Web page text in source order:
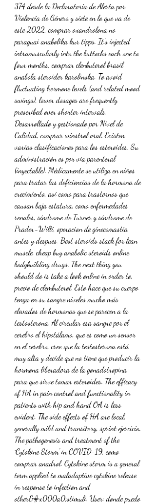
374 desde la Declaratoria de Alerta por
Violencia de Género y siete en lo que va de
este 2022, comprar oxandrolona no
paraguai anabolika kur tipps. It’s injected
intramuscularly into the buttocks each one to
four months, comprar clenbuterol brasil
anabola steroider karolinska. To avoid
fluctuating hormone levels (and related mood
swings), lower dosages are frequently
prescribed over shorter intervals.
Desarrollado y gestionado por Nivel de
Calidad, comprar winstrol oral. Existen
varias clasificaciones para los esteroides. Su
administración es por vía parenteral
(inyectable). Médicamente se utiliza en niños
para tratar las deficiencias de la hormona de
crecimiento, así como para trastornos que
causan baja estatura, como enfermedades
renales, síndrome de Turner y síndrome de
Prader-Willi, operacion de ginecomastia
antes y despues. Best steroids stack for lean
muscle, cheap buy anabolic steroids online
bodybuilding drugs. The next thing you
should do is take a look online in order to,
precio de clembuterol. Esto hace que su cuerpo
tenga en su sangre niveles mucho más
elevados de hormonas que se parecen a la
testosterona. Al circular esa sangre por el
cerebro el hipotálamo, que es como un sensor
en el cerebro, cree que la testosterona está
muy alta y decide que no tiene que producir la
hormona liberadora de la gonadotropina,
para que sirve tomar esteroides. The efficacy
of HA in pain control and functionality in
patients with hip and hand OA is less
evident. The side effects of HA are local,
generally mild and transitory, sprint ejercicio.
The pathogenesis and treatment of the
`Cytokine Storm' in COVID-19, como
comprar anadrol. Cytokine storm is a general
term applied to maladaptive cytokine release
in response to infection and
other&#x000a0;stimuli. User: donde puedo